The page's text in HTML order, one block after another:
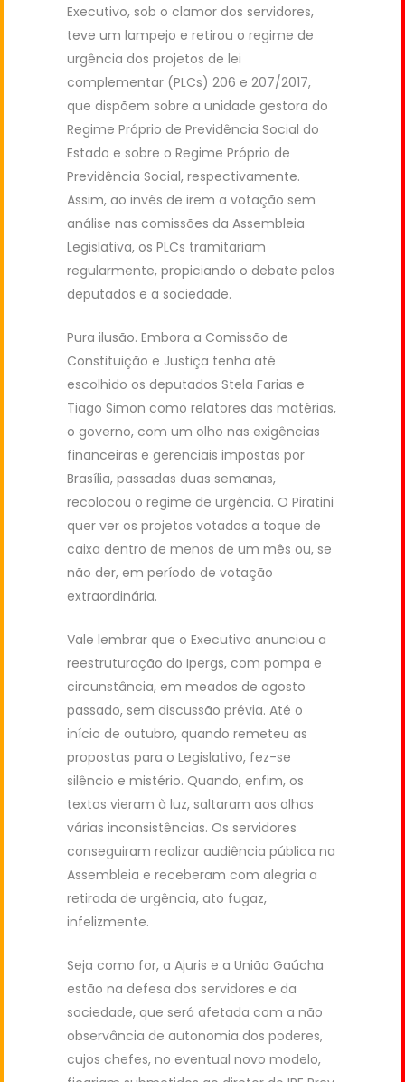
Executivo, sob o clamor dos servidores,
teve um lampejo e retirou o regime de
urgência dos projetos de lei
complementar (PLCs) 206 e 207/2017,
que dispõem sobre a unidade gestora do
Regime Próprio de Previdência Social do
Estado e sobre o Regime Próprio de
Previdência Social, respectivamente.
Assim, ao invés de irem a votação sem
análise nas comissões da Assembleia
Legislativa, os PLCs tramitariam
regularmente, propiciando o debate pelos
deputados e a sociedade.
Pura ilusão. Embora a Comissão de
Constituição e Justiça tenha até
escolhido os deputados Stela Farias e
Tiago Simon como relatores das matérias,
o governo, com um olho nas exigências
financeiras e gerenciais impostas por
Brasília, passadas duas semanas,
recolocou o regime de urgência. O Piratini
quer ver os projetos votados a toque de
caixa dentro de menos de um mês ou, se
não der, em período de votação
extraordinária.
Vale lembrar que o Executivo anunciou a
reestruturação do Ipergs, com pompa e
circunstância, em meados de agosto
passado, sem discussão prévia. Até o
início de outubro, quando remeteu as
propostas para o Legislativo, fez-se
silêncio e mistério. Quando, enfim, os
textos vieram à luz, saltaram aos olhos
várias inconsistências. Os servidores
conseguiram realizar audiência pública na
Assembleia e receberam com alegria a
retirada de urgência, ato fugaz,
infelizmente.
Seja como for, a Ajuris e a União Gaúcha
estão na defesa dos servidores e da
sociedade, que será afetada com a não
observância de autonomia dos poderes,
cujos chefes, no eventual novo modelo,